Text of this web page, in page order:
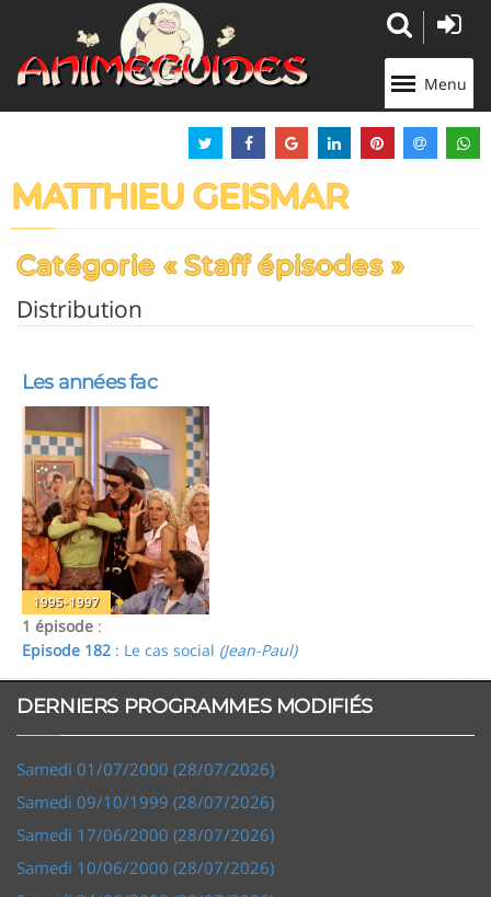
Menu
MATTHIEU GEISMAR
Catégorie « Staff épisodes »
Distribution
Les années fac
1995-1997
1 épisode :
Episode 182 : Le cas social (Jean-Paul)
DERNIERS PROGRAMMES MODIFIÉS
Samedi 01/07/2000 (28/07/2026)
Samedi 09/10/1999 (28/07/2026)
Samedi 17/06/2000 (28/07/2026)
Samedi 10/06/2000 (28/07/2026)
Panneau de gestion des cookies